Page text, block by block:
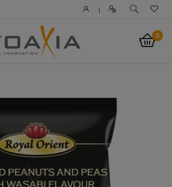
|
0